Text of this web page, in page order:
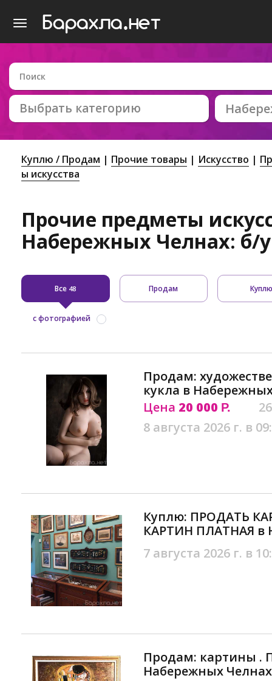
Выбрать категорию
Куплю / Продам Прочие товары Искусство
ы искусства
Прочие предметы
Набережных Челнах: б/
Все 48 Продам
с фотографией
Продам:
кукла в
Цена 20 000 Р.
8 августа 2026 г. в
Куплю: ПРОДАТЬ
КАРТИН ПЛАТНАЯ в
7 августа 2026 г. в
Продам: картины .
Набережных Челнах